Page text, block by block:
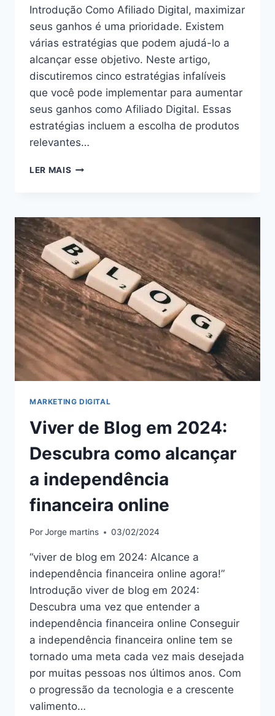
Introdução Como Afiliado Digital, maximizar
seus ganhos é uma prioridade. Existem
várias estratégias que podem ajudá-lo a
alcançar esse objetivo. Neste artigo,
discutiremos cinco estratégias infalíveis
que você pode implementar para aumentar
seus ganhos como Afiliado Digital. Essas
estratégias incluem a escolha de produtos
relevantes…
LER MAIS
MAXIMIZAR
SEUS
GANHOS
COMO
AFILIADO
DIGITAL:
AUMENTE
SUA
RENDA
AGORA!
MARKETING DIGITAL
Viver de Blog em 2024:
Descubra como alcançar
a independência
financeira online
PorJorge martins 03/02/2024
“viver de blog em 2024: Alcance a
independência financeira online agora!”
Introdução viver de blog em 2024:
Descubra uma vez que entender a
independência financeira online Conseguir
a independência financeira online tem se
tornado uma meta cada vez mais desejada
por muitas pessoas nos últimos anos. Com
o progressão da tecnologia e a crescente
valimento…